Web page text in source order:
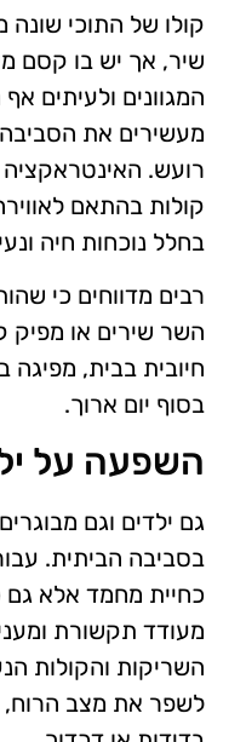
קולו של התוכי שונה
שיר, אך יש בו קסם
המגוונים ולעיתים
מעשירים את
רועש. האינטראקציה
קולות בהתאם
בחלל נוכחות חיה
רבים מדווחים כי
השר שירים או מפיק
חיובית בבית, מפיגה
בסוף יום ארוך.
השפעה על
גם ילדים וגם
בסביבה הביתית.
כחיית מחמד אלא גם
מעודד תקשורת
השריקות והקולות
לשפר את מצב